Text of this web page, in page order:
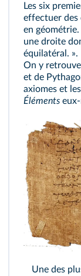
Les six
effectuer des
en
une droite
équilatéral. ».
On y
et de
axiomes et
Éléments
Une des